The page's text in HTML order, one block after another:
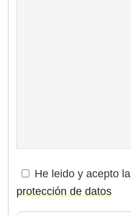
He leido y acepto la
protección de datos